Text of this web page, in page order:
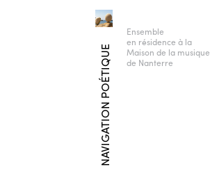
NAVIGATION POÉTIQUE
Ensemble
en résidence à la
Maison de la musique
de Nanterre